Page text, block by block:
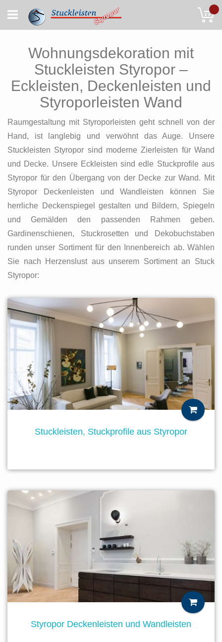
to
Content
Wohnungsdekoration mit
Stuckleisten Styropor –
Eckleisten, Deckenleisten und
Styroporleisten Wand
Raumgestaltung mit Styroporleisten geht schnell von der
Hand, ist langlebig und verwöhnt das Auge. Unsere
Stuckleisten Styropor sind moderne Zierleisten für Wand
und Decke. Unsere Eckleisten sind edle Stuckprofile aus
Styropor für den Übergang von der Decke zur Wand. Mit
Styropor Deckenleisten und Wandleisten können Sie
herrliche Deckenspiegel gestalten und Bildern, Spiegeln
und Gemälden den passenden Rahmen geben.
Gardinenschienen, Stuckrosetten und Dekobuchstaben
runden unser Sortiment für den Innenbereich ab. Wählen
Sie nach Herzenslust aus unserem Sortiment an Stuck
Styropor:
Stuckleisten, Stuckprofile aus Styropor
Styropor Deckenleisten und Wandleisten